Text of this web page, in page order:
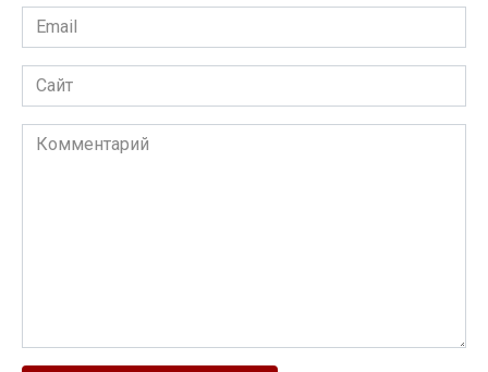
Email
Сайт
Комментарий